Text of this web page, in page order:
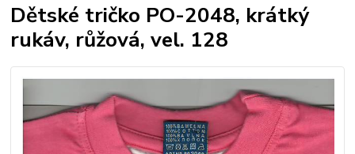
Dětské tričko PO-2048, krátký
rukáv, růžová, vel. 128